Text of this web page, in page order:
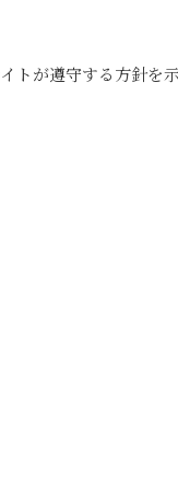
が遵守する方針を示